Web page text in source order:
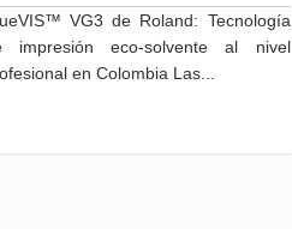
VG3 de Roland: Tecnología
impresión eco-solvente al nivel
en Colombia Las...